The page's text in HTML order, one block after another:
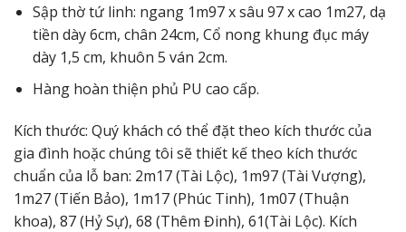
Sập thờ tứ linh: ngang 1m97 x sâu 97 x cao 1m27, dạ
tiền dày 6cm, chân 24cm, Cổ nong khung đục máy
dày 1,5 cm, khuôn 5 ván 2cm.
Hàng hoàn thiện phủ PU cao cấp.
Kích thước: Quý khách có thể đặt theo kích thước của
gia đình hoặc chúng tôi sẽ thiết kế theo kích thước
chuẩn của lỗ ban: 2m17 (Tài Lộc), 1m97 (Tài Vượng),
1m27 (Tiến Bảo), 1m17 (Phúc Tinh), 1m07 (Thuận
khoa), 87 (Hỷ Sự), 68 (Thêm Đinh), 61(Tài Lộc). Kích